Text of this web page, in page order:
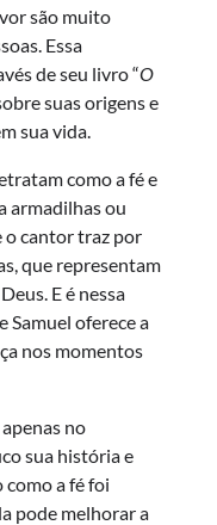
são muito
Essa
de seu livro “O
suas origens e
sua vida.
como a fé e
armadilhas ou
o cantor traz por
que representam
E é nessa
Samuel oferece a
nos momentos
no
sua história e
a fé foi
pode melhorar a